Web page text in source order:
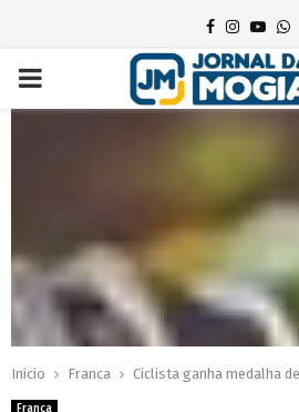
Facebook
PRIMARY
Inicio Franca Ciclista ganha medalha
Franca